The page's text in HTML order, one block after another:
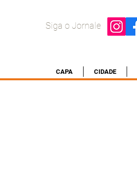
Siga o Jornale
CAPA CIDADE